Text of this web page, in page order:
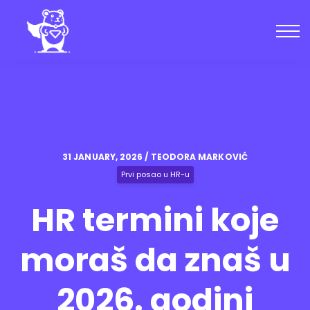
31 JANUARY, 2026 / TEODORA MARKOVIĆ
Prvi posao u HR-u
HR termini koje
moraš da znaš u
2026. godini